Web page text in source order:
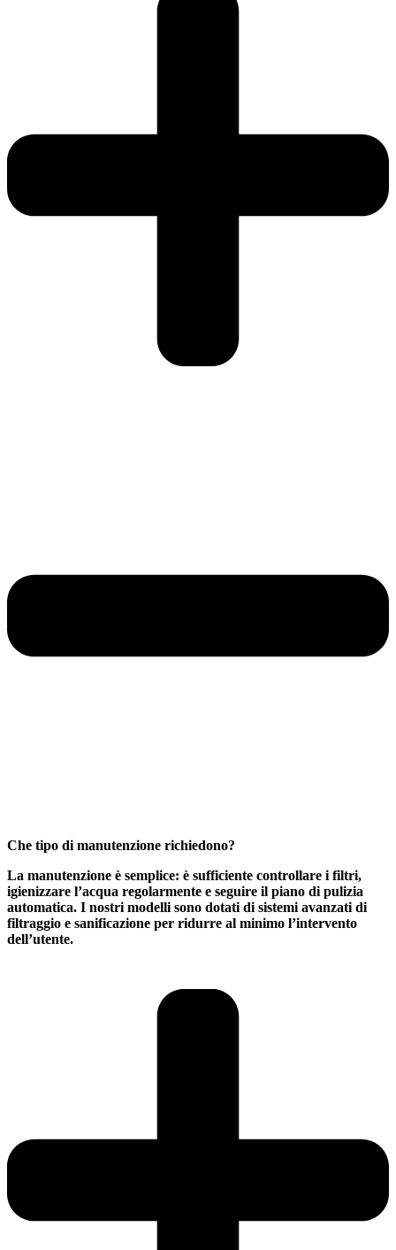
Che tipo di manutenzione richiedono?
La manutenzione è semplice: è sufficiente controllare i filtri,
igienizzare l’acqua regolarmente e seguire il piano di pulizia
automatica. I nostri modelli sono dotati di sistemi avanzati di
filtraggio e sanificazione per ridurre al minimo l’intervento
dell’utente.